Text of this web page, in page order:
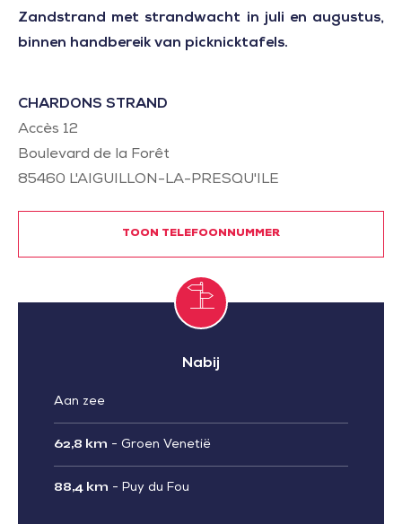
Zandstrand met strandwacht in juli en augustus,
binnen handbereik van picknicktafels.
CHARDONS STRAND
Accès 12
Boulevard de la Forêt
85460 L'AIGUILLON-LA-PRESQU'ILE
TOON TELEFOONNUMMER
Nabij
Aan zee
62,8 km - Groen Venetië
88,4 km - Puy du Fou